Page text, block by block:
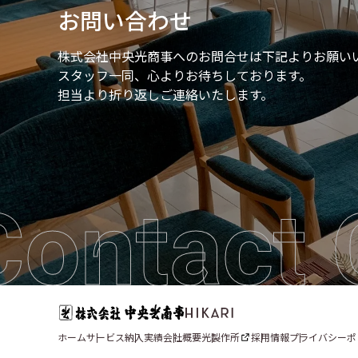
お問い合わせ
株式会社中央光商事へのお問合せは下記よりお願い
スタッフ一同、心よりお待ちしております。
担当より折り返しご連絡いたします。
ホームサービス納入実績会社概要光製作所 採用情報プライバシー